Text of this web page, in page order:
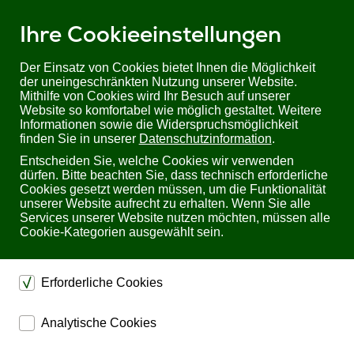
Ihre Cookieeinstellungen
Der Einsatz von Cookies bietet Ihnen die Möglichkeit
der uneingeschränkten Nutzung unserer Website.
Mithilfe von Cookies wird Ihr Besuch auf unserer
Website so komfortabel wie möglich gestaltet. Weitere
Informationen sowie die Widerspruchsmöglichkeit
finden Sie in unserer Datenschutzinformation.
Entscheiden Sie, welche Cookies wir verwenden
dürfen. Bitte beachten Sie, dass technisch erforderliche
Cookies gesetzt werden müssen, um die Funktionalität
unserer Website aufrecht zu erhalten. Wenn Sie alle
Services unserer Website nutzen möchten, müssen alle
Cookie-Kategorien ausgewählt sein.
Erforderliche Cookies
dienen dem technischen einwandfreien Betrieb unserer
Website.
Analytische Cookies
Sie befinden sich hier:Startseite Produkte KVM
KVM Extender
KVM
kvm-tec MAXflex MA2-L | Dual Head DVI USB2.0 over IP Sender (Kupfer)
kvm-tec MAXflex MA2-L Dual Head DVI USB2.0
over IP Sender (Kupfer)